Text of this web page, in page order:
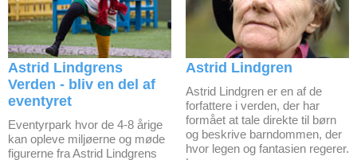
Astrid Lindgrens
Verden - bliv en del af
eventyret
Eventyrpark hvor de 4-8 årige
kan opleve miljøerne og møde
figurerne fra Astrid Lindgrens
Astrid Lindgren
Astrid Lindgren er en af de
forfattere i verden, der har
formået at tale direkte til børn
og beskrive barndommen, der
hvor legen og fantasien regerer.